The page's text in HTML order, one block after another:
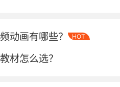
接着要看上课模式 在线
明显的，因为线上的课
动画有哪些？ HOT
材怎么选？